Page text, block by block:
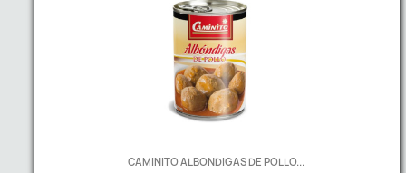
CAMINITO ALBONDIGAS DE POLLO...